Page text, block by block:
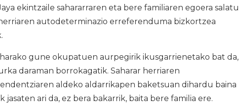
ekintzaile sahararraren eta bere familiaren egoera salatu
autodeterminazio erreferenduma bizkortzea
gune okupatuen aurpegirik ikusgarrienetako bat da,
daraman borrokagatik. Saharar herriaren
aldeko aldarrikapen baketsuan dihardu baina
ari da, ez bera bakarrik, baita bere familia ere.